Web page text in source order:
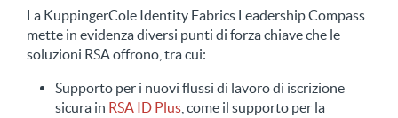
La KuppingerCole Identity Fabrics Leadership Compass
mette in evidenza diversi punti di forza chiave che le
soluzioni RSA offrono, tra cui:
Supporto per i nuovi flussi di lavoro di iscrizione
sicura in RSA ID Plus , come il supporto per la